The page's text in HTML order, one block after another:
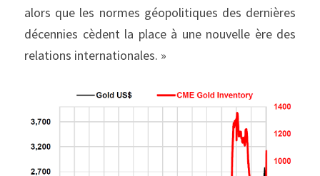
alors que les normes géopolitiques des dernières
décennies cèdent la place à une nouvelle ère des
relations internationales. »